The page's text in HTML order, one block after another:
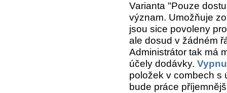
Varianta "Pouze
význam. Umožňuje
jsou sice povoleny
ale dosud v žádném
Administrátor tak má
účely dodávky.
položek v combech s
bude práce